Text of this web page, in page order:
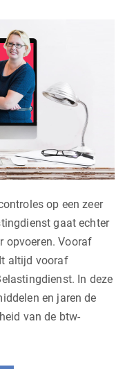
op een zeer
gaat echter
opvoeren. Vooraf
altijd vooraf
In deze
en jaren de
van de btw-